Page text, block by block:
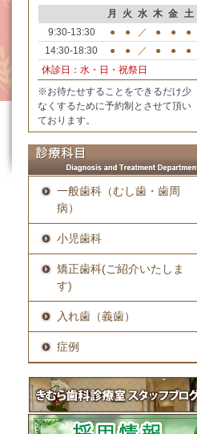
月 火 水 木 金 土
9:30-13:30
● ● ／ ● ●
●
14:30-18:30
● ● ／ ● ●
●
休診日：水・日・祝祭日
※お待たせすることをできるだけ少
なくするために予約制とさせて頂い
ております。
一般歯科（むし歯・歯周
病）
小児歯科
矯正歯科(ご紹介いたしま
す)
入れ歯（義歯）
症例